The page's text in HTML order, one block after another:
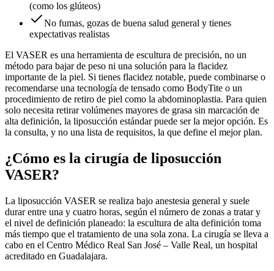
(como los glúteos)
No fumas, gozas de buena salud general y tienes
expectativas realistas
El VASER es una herramienta de escultura de precisión, no un
método para bajar de peso ni una solución para la flacidez
importante de la piel. Si tienes flacidez notable, puede combinarse o
recomendarse una tecnología de tensado como BodyTite o un
procedimiento de retiro de piel como la abdominoplastia. Para quien
solo necesita retirar volúmenes mayores de grasa sin marcación de
alta definición, la liposucción estándar puede ser la mejor opción. Es
la consulta, y no una lista de requisitos, la que define el mejor plan.
¿Cómo es la cirugía de liposucción
VASER?
La liposucción VASER se realiza bajo anestesia general y suele
durar entre una y cuatro horas, según el número de zonas a tratar y
el nivel de definición planeado: la escultura de alta definición toma
más tiempo que el tratamiento de una sola zona. La cirugía se lleva a
cabo en el Centro Médico Real San José – Valle Real, un hospital
acreditado en Guadalajara.